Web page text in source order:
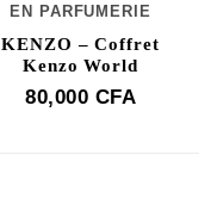
EN PARFUMERIE
KENZO – Coffret
Kenzo World
80,000 CFA